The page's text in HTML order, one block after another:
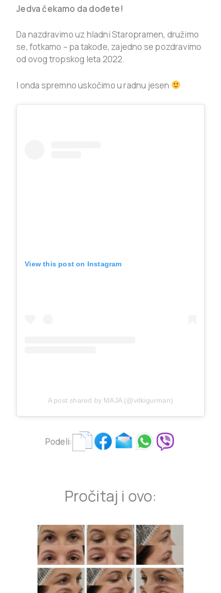
Jedva čekamo da dođete!
Da nazdravimo uz hladni Staropramen, družimo
se, fotkamo – pa takođe, zajedno se pozdravimo
od ovog tropskog leta 2022.
I onda spremno uskočimo u radnu jesen
View this post on Instagram
A post shared by MAJA (@vitkigurman)
Podeli:
Pročitaj i ovo: